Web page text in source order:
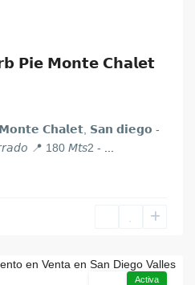
𝗣𝗶𝗲 𝗠𝗼𝗻𝘁𝗲 𝗖𝗵𝗮𝗹𝗲𝘁
𝗠𝗼𝗻𝘁𝗲 𝗖𝗵𝗮𝗹𝗲𝘁, 𝗦𝗮𝗻 𝗱𝗶𝗲𝗴𝗼 -
📍 180 𝘔𝘵𝘴2 -
Activa